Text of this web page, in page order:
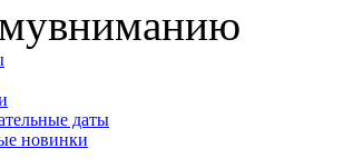
вниманию
даты
новинки